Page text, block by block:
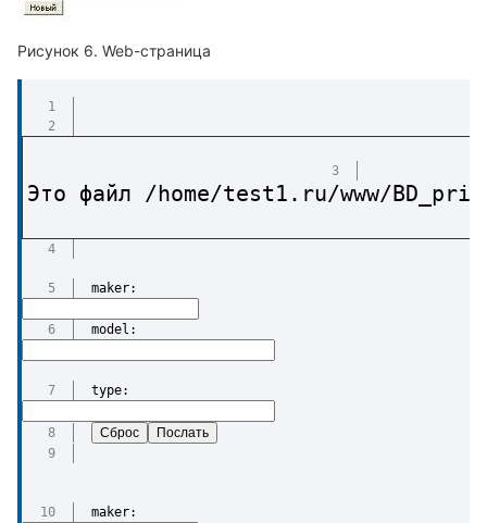
Web-страница
Это файл /home/test1.ru/www/
maker:
model:
type:
maker: